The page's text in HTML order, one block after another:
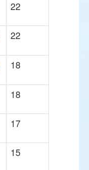
22
22
18
18
17
15